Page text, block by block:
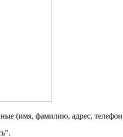
(имя, фамилию, адрес,